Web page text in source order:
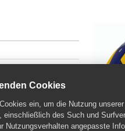
Cookies
ein, um die Nutzung
einschließlich des Such und
Nutzungsverhalten angepasste
Model